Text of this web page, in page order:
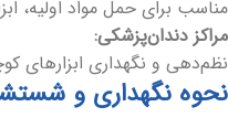
مناسب برای حمل مواد اولیه،
مراکز دندان‌پزشکی:
نظم‌دهی و نگهداری ابزارهای
نحوه نگهداری و